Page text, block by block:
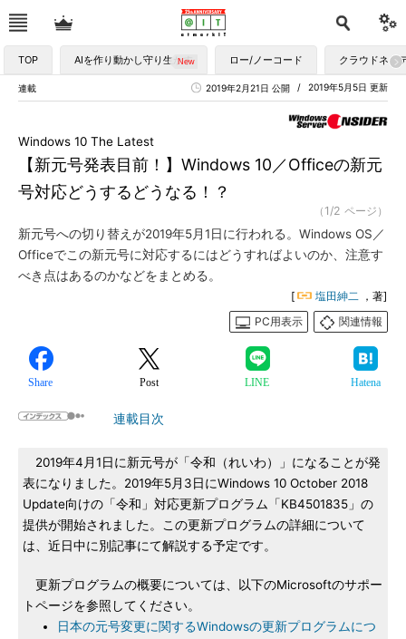
TOP AIを作り動かし守り生かす ロー/ノーコード クラウドネイ
連載 2019年5月5日 更新
2019年2月21日 公開
【新元号発表目前！】Windows 10／Officeの新元
号対応どうするどうなる！？
Windows 10 The Latest
（1/2 ページ）
新元号への切り替えが2019年5月1日に行われる。Windows OS／
Officeでこの新元号に対応するにはどうすればよいのか、注意す
べき点はあるのかなどをまとめる。
[ 塩田紳二 ，著]
PC用表示
関連情報
Share Post LINE Hatena
連載目次
2019年4月1日に新元号が「令和（れいわ）」になることが発
表になりました。2019年5月3日にWindows 10 October 2018
Update向けの「令和」対応更新プログラム「KB4501835」の
提供が開始されました。この更新プログラムの詳細について
は、近日中に別記事にて解説する予定です。
更新プログラムの概要については、以下のMicrosoftのサポー
トページを参照してください。
日本の元号変更に関するWindowsの更新プログラムにつ